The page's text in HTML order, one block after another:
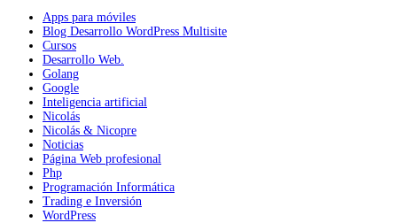
Apps para móviles
Blog Desarrollo WordPress Multisite
Cursos
Desarrollo Web.
Golang
Google
Inteligencia artificial
Nicolás
Nicolás & Nicopre
Noticias
Página Web profesional
Php
Programación Informática
Trading e Inversión
WordPress